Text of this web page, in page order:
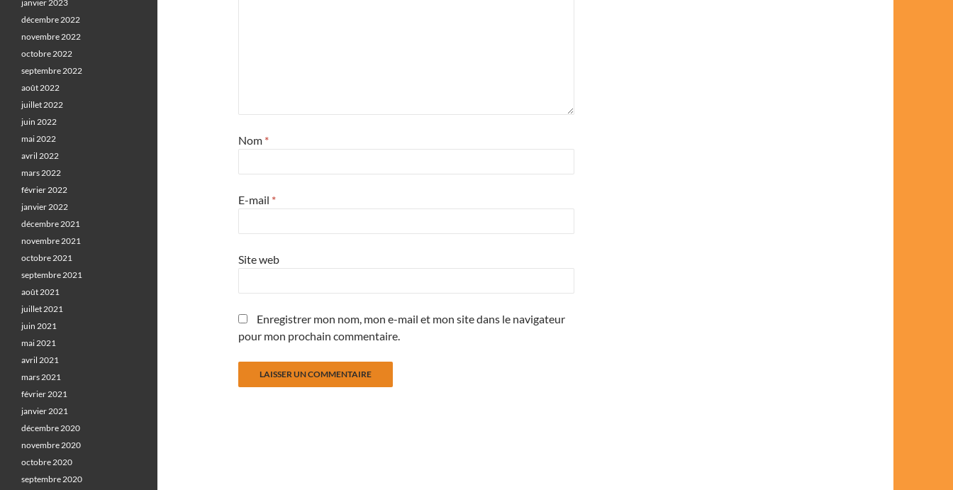
Nom *
E-mail *
Site web
Enregistrer mon nom, mon e-mail et mon site dans le navigateur
pour mon prochain commentaire.
janvier 2023
décembre 2022
novembre 2022
octobre 2022
septembre 2022
août 2022
juillet 2022
juin 2022
mai 2022
avril 2022
mars 2022
février 2022
janvier 2022
décembre 2021
novembre 2021
octobre 2021
septembre 2021
août 2021
juillet 2021
juin 2021
mai 2021
avril 2021
mars 2021
février 2021
janvier 2021
décembre 2020
novembre 2020
octobre 2020
septembre 2020